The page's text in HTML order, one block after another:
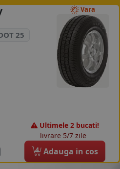
Vara
25
Ultimele 2 bucati!
livrare 5/7 zile
4 Adauga in cos